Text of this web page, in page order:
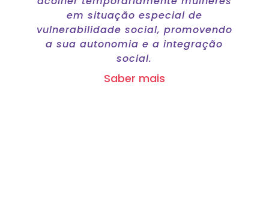
em situação especial de
vulnerabilidade social, promovendo
a sua autonomia e a integração
social.
Saber mais